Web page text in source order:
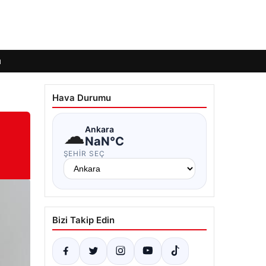
Hava Durumu
☁Ankara
NaN°C
ŞEHIR SEÇ
Bizi Takip Edin